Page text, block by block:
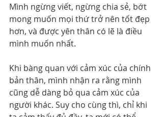
Mình ngừng viết, ngừng chia sẻ, bớt
mong muốn mọi thứ trở nên tốt đẹp
hơn, và được yên thân có lẽ là điều
mình muốn nhất.
Khi bàng quan với cảm xúc của chính
bản thân, mình nhận ra rằng mình
cũng dễ dàng bỏ qua cảm xúc của
người khác. Suy cho cùng thì, chỉ khi